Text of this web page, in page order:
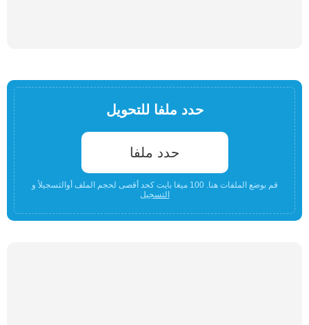
حدد ملفا للتحويل
حدد ملفا
قم بوضع الملفات هنا. 100 ميغا بايت كحد أقصى لحجم الملف أوالتسجيلأ و
التسجيل